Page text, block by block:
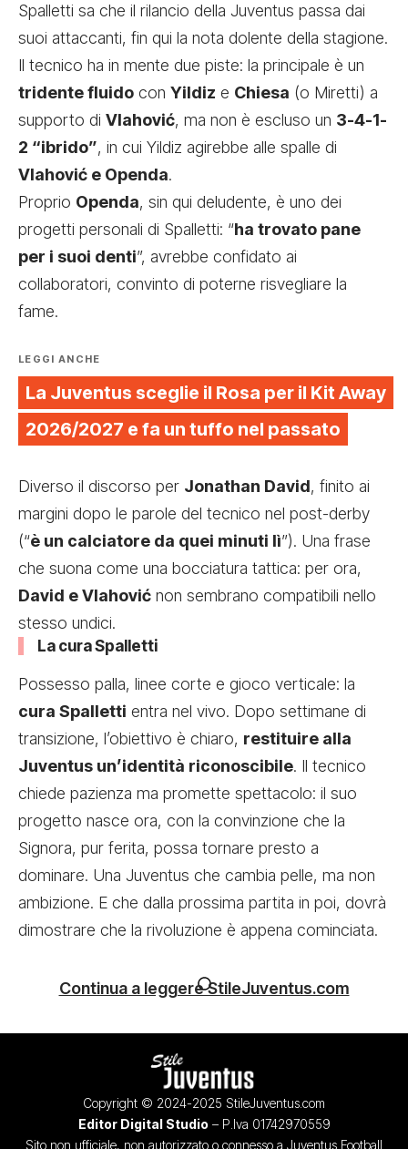
Spalletti sa che il rilancio della Juventus passa dai
suoi attaccanti, fin qui la nota dolente della stagione.
Il tecnico ha in mente due piste: la principale è un
tridente fluido con Yildiz e Chiesa (o Miretti) a
supporto di Vlahović, ma non è escluso un 3-4-1-
2 “ibrido”, in cui Yildiz agirebbe alle spalle di
Vlahović e Openda.
Proprio Openda, sin qui deludente, è uno dei
progetti personali di Spalletti: “ha trovato pane
per i suoi denti”, avrebbe confidato ai
collaboratori, convinto di poterne risvegliare la
fame.
LEGGI ANCHE
La Juventus sceglie il Rosa per il Kit Away
2026/2027 e fa un tuffo nel passato
Diverso il discorso per Jonathan David, finito ai
margini dopo le parole del tecnico nel post-derby
(“è un calciatore da quei minuti lì”). Una frase
che suona come una bocciatura tattica: per ora,
David e Vlahović non sembrano compatibili nello
stesso undici.
La cura Spalletti
Possesso palla, linee corte e gioco verticale: la
cura Spalletti entra nel vivo. Dopo settimane di
transizione, l’obiettivo è chiaro, restituire alla
Juventus un’identità riconoscibile. Il tecnico
chiede pazienza ma promette spettacolo: il suo
progetto nasce ora, con la convinzione che la
Signora, pur ferita, possa tornare presto a
dominare. Una Juventus che cambia pelle, ma non
ambizione. E che dalla prossima partita in poi, dovrà
dimostrare che la rivoluzione è appena cominciata.
Continua a leggere StileJuventus.com
Copyright © 2024-2025 StileJuventus.com
Editor Digital Studio – P.Iva 01742970559
Sito non ufficiale, non autorizzato o connesso a Juventus Football